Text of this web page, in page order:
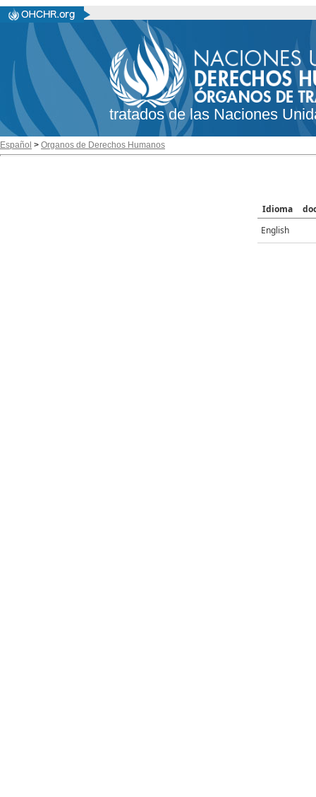
tratados de las Naciones
Español > Organos de Derechos Humanos
Idioma
English